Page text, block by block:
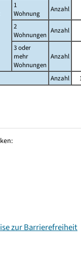
1
Wohnung
Anzahl
2
Wohnungen
Anzahl
3 oder
mehr
Wohnungen
Anzahl
Anzahl
zur Barrierefreiheit